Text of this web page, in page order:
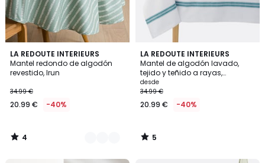
LA REDOUTE INTERIEURS
Mantel redondo de algodón
revestido, Irun
34.99 €
20.99 € -40%
4
/
5
3
Colores
4
/
LA REDOUTE INTERIEURS
Mantel de algodón lavado,
tejido y teñido a rayas,
Boisseau
desde
34.99 €
20.99 € -40%
5
/
5
5
/